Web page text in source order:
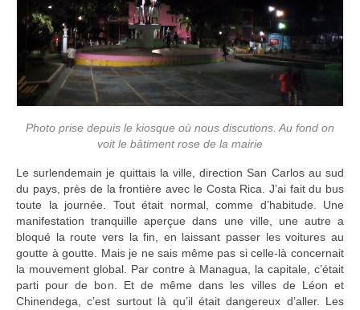
Photo prise depuis le kiosque où nous discutions. Au fond on
voit le bâtiment rose de la mairie
Le surlendemain je quittais la ville, direction San Carlos au sud
du pays, près de la frontière avec le Costa Rica. J’ai fait du bus
toute la journée. Tout était normal, comme d’habitude. Une
manifestation tranquille aperçue dans une ville, une autre a
bloqué la route vers la fin, en laissant passer les voitures au
goutte à goutte. Mais je ne sais même pas si celle-là concernait
la mouvement global. Par contre à Managua, la capitale, c’était
parti pour de bon. Et de même dans les villes de Léon et
Chinendega, c’est surtout là qu’il était dangereux d’aller. Les